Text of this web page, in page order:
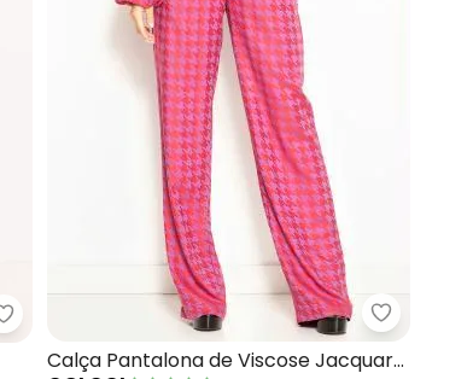
Colcci - Calça Linho (Vermelho)
Colcci -
Calça Pantalona de Viscose Jacquard